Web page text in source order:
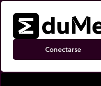
Conectarse